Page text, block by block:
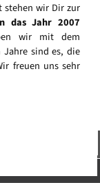
wir Dir zur
das Jahr 2007
wir mit dem
Jahre sind es, die
freuen uns sehr